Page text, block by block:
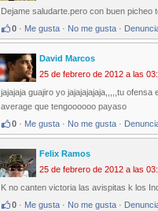
Dejame saludarte.pero con buen picheo
0 · Me gusta · No me gusta ·
David Marcos
25 de febrero de 2012 a las
jajajaja guajiro yo jajajajajaja,,,,,tu
average que tengoooooo payaso
0 · Me gusta · No me gusta ·
Felix Ramos
25 de febrero de 2012 a las
K no canten victoria las avispitas k los
0 · Me gusta · No me gusta ·